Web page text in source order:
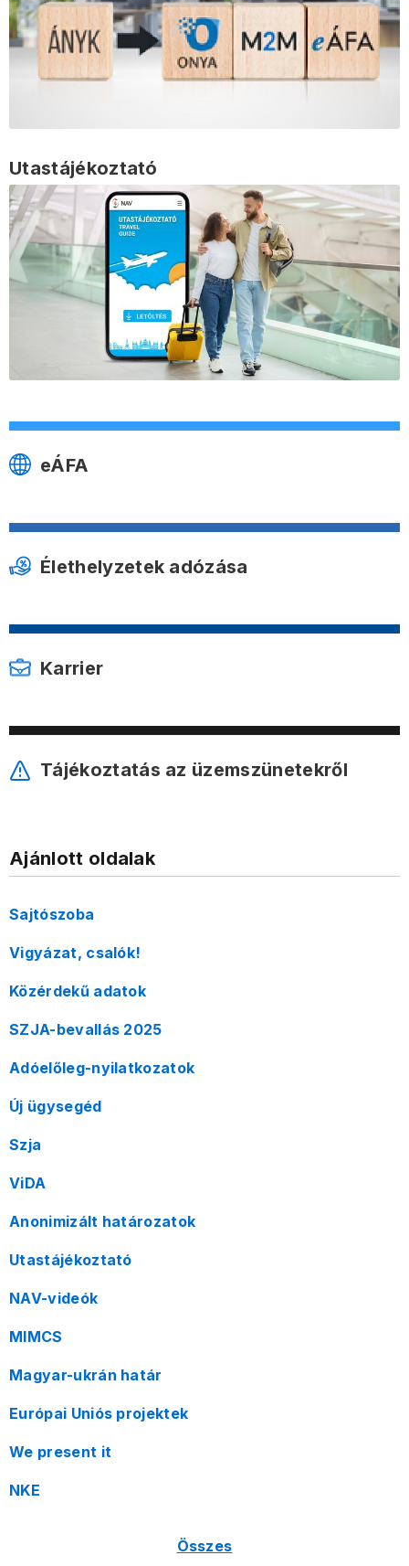
Utastájékoztató
eÁFA
Élethelyzetek adózása
Karrier
Tájékoztatás az üzemszünetekről
Ajánlott oldalak
Sajtószoba
Vigyázat, csalók!
Közérdekű adatok
SZJA-bevallás 2025
Adóelőleg-nyilatkozatok
Új ügysegéd
Szja
ViDA
Anonimizált határozatok
Utastájékoztató
NAV-videók
MIMCS
Magyar-ukrán határ
Európai Uniós projektek
We present it
NKE
Összes